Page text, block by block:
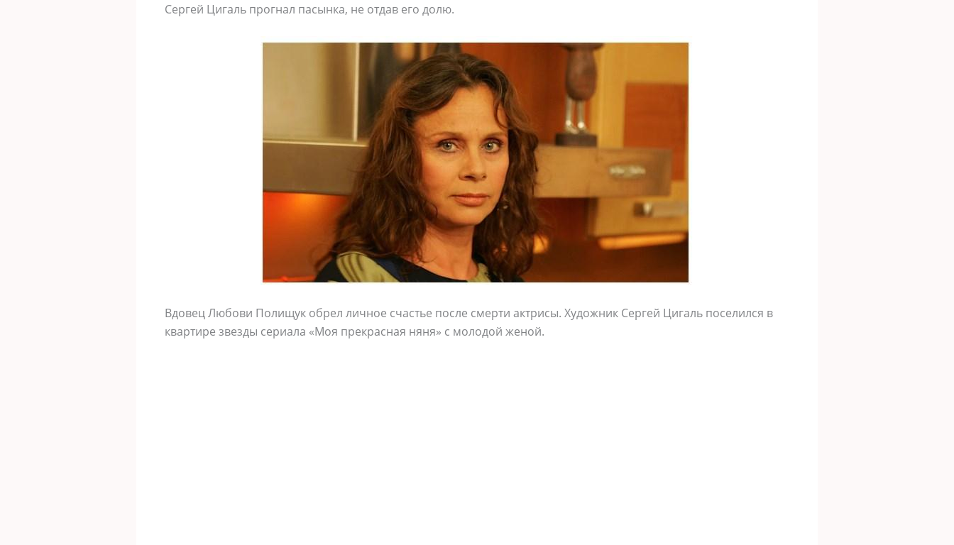
Сергей Цигаль прогнал пасынка, не отдав его долю.
Вдовец Любови Полищук обрел личное счастье после смерти актрисы. Художник Сергей Цигаль поселился в
квартире звезды сериала «Моя прекрасная няня» с молодой женой.